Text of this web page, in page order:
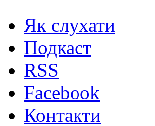
Як слухати
Подкаст
RSS
Facebook
Контакти